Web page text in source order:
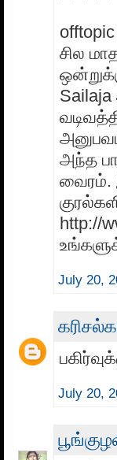
offtopic
சில
அந்த
வைரம்.
http://
July 20,
July 20,